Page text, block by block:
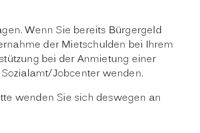
Wenn Sie bereits Bürgergeld
der Mietschulden bei Ihrem
bei der Anmietung einer
Jobcenter wenden.
wenden Sie sich deswegen an